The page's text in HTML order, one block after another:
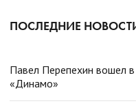
ПОСЛЕДНИЕ
Павел Перепехин вошел
«Динамо»